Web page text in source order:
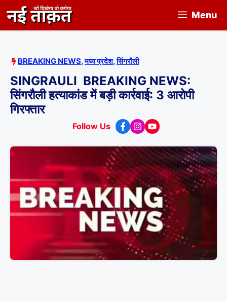
to
content
Menu
BREAKING NEWS,मध्य प्रदेश,सिंगरौली
SINGRAULI BREAKING NEWS:
सिंगरौली हत्याकांड में बड़ी कार्रवाई: 3 आरोपी
गिरफ्तार
Follow Us